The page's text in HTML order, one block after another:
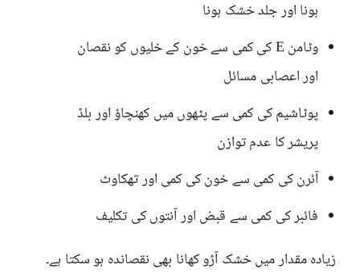
ہونا اور جلد خشک ہونا
وٹامن E کی کمی سے خون کے خلیوں کو نقصان
اور اعصابی مسائل
پوٹاشیم کی کمی سے پٹھوں میں کھنچاؤ اور بلڈ
پریشر کا عدم توازن
آئرن کی کمی سے خون کی کمی اور تھکاوٹ
فائبر کی کمی سے قبض اور آنتوں کی تکلیف
زیادہ مقدار میں خشک آڑو کھانا بھی نقصاندہ ہو سکتا ہے۔